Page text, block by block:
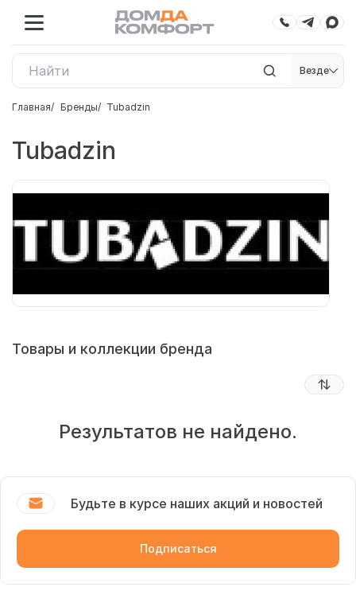
Везде
Главная Бренды Tubadzin
Tubadzin
Товары и коллекции бренда
Результатов не найдено.
Будьте в курсе наших акций и новостей
Подписаться